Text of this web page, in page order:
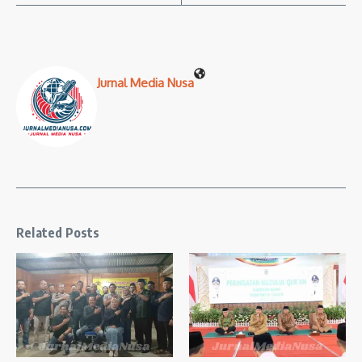
Jurnal Media Nusa
Related Posts